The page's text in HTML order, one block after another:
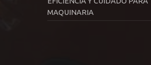
MAQUINARIA